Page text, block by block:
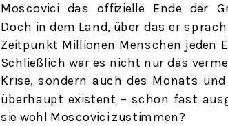
Moscovici das offizielle Ende der
Doch in dem Land, über das er
Zeitpunkt Millionen Menschen jeden
Schließlich war es nicht nur das
Krise, sondern auch des Monats
überhaupt existent – schon fast
sie wohl Moscovici zustimmen?